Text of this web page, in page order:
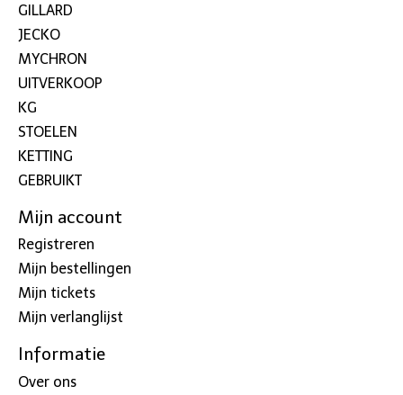
GILLARD
JECKO
MYCHRON
UITVERKOOP
KG
STOELEN
KETTING
GEBRUIKT
Mijn account
Registreren
Mijn bestellingen
Mijn tickets
Mijn verlanglijst
Informatie
Over ons